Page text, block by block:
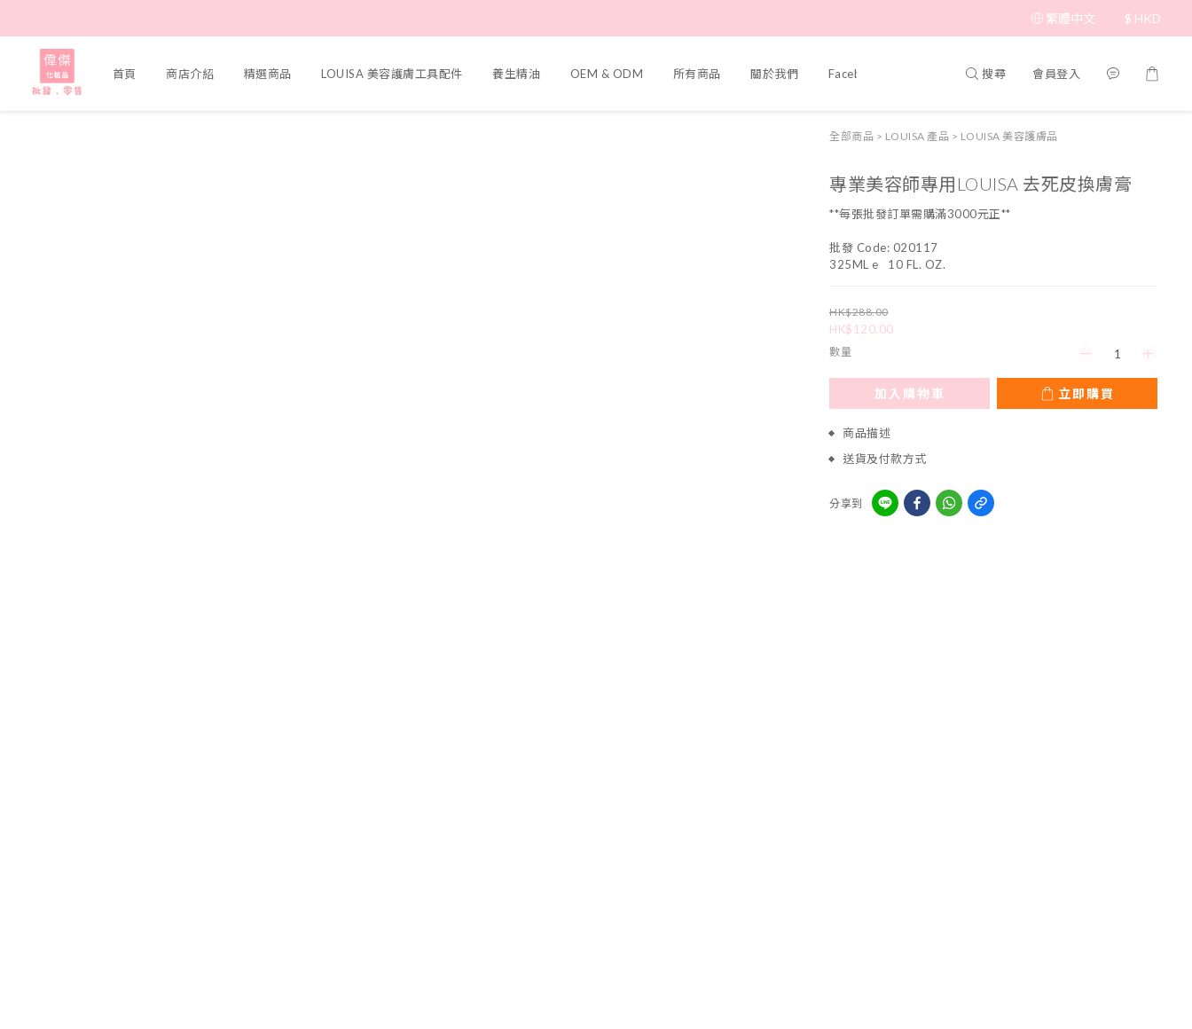
繁體中文 $ HKD
首頁 商店介紹 精選商品 LOUISA 美容護膚工具配件 養生精油 OEM & ODM 所有商品 關於我們 Facebook 專頁 搜尋 會員登入
全部商品 > LOUISA 產品 > LOUISA 美容護膚品
專業美容師專用LOUISA 去死皮換膚膏
**每張批發訂單需購滿3000元正**
批發 Code: 020117
325ML e   10 FL. OZ.
HK$288.00
HK$120.00
數量
加入購物車 立即購買
商品描述
送貨及付款方式
分享到